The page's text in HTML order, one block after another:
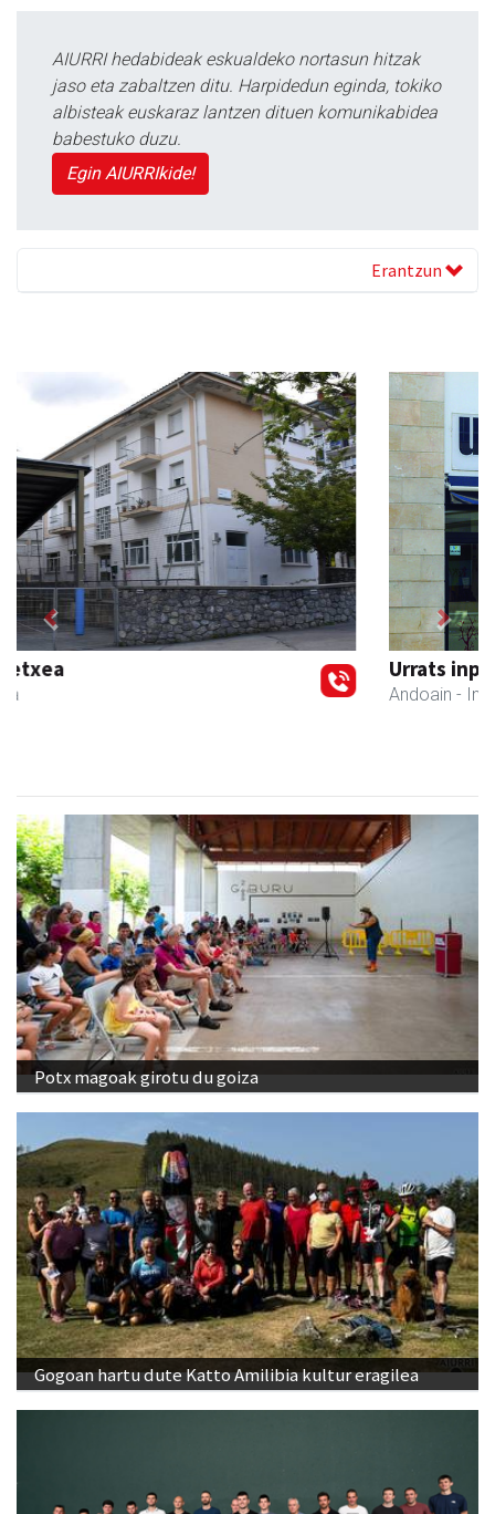
AIURRI hedabideak eskualdeko nortasun hitzak
jaso eta zabaltzen ditu. Harpidedun eginda, tokiko
albisteak euskaraz lantzen dituen komunikabidea
babestuko duzu.
Egin AIURRIkide!
Erantzun
Urrats inprimategia
Andoain
Previous Next
Potx magoak girotu du goiza
Gogoan hartu dute Katto Amilibia kultur eragilea